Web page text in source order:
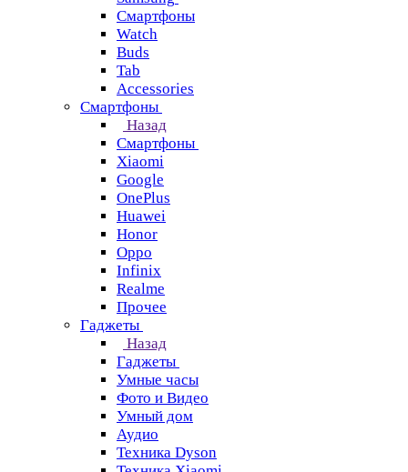
Смартфоны
Watch
Buds
Tab
Accessories
Смартфоны
Назад
Смартфоны
Xiaomi
Google
OnePlus
Huawei
Honor
Oppo
Infinix
Realme
Прочее
Гаджеты
Назад
Гаджеты
Умные часы
Фото и Видео
Умный дом
Аудио
Техника Dyson